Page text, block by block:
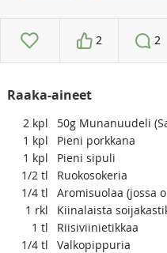
2 2
Raaka-aineet
2 kpl
50g Munanuudeli
1 kpl
Pieni porkkana
1 kpl
Pieni sipuli
1/2 tl
Ruokosokeria
1/4 tl
Aromisuolaa (jossa
1 rkl
Kiinalaista
1 tl
Riisiviinietikkaa
1/4 tl
Valkopippuria